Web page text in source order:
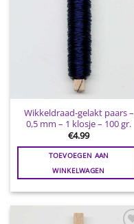
Wikkeldraad-gelakt paars –
0,5 mm – 1 klosje – 100 gr.
€4.99
TOEVOEGEN AAN
WINKELWAGEN